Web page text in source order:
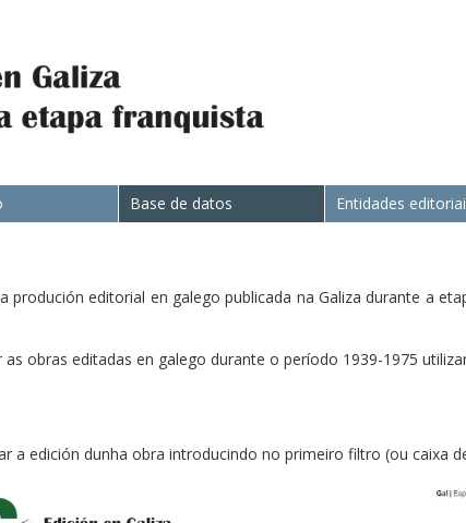
Base de datos Entidades
produción editorial en galego publicada na Galiza durante a
obras editadas en galego durante o período 1939-1975
a edición dunha obra introducindo no primeiro filtro (ou caixa